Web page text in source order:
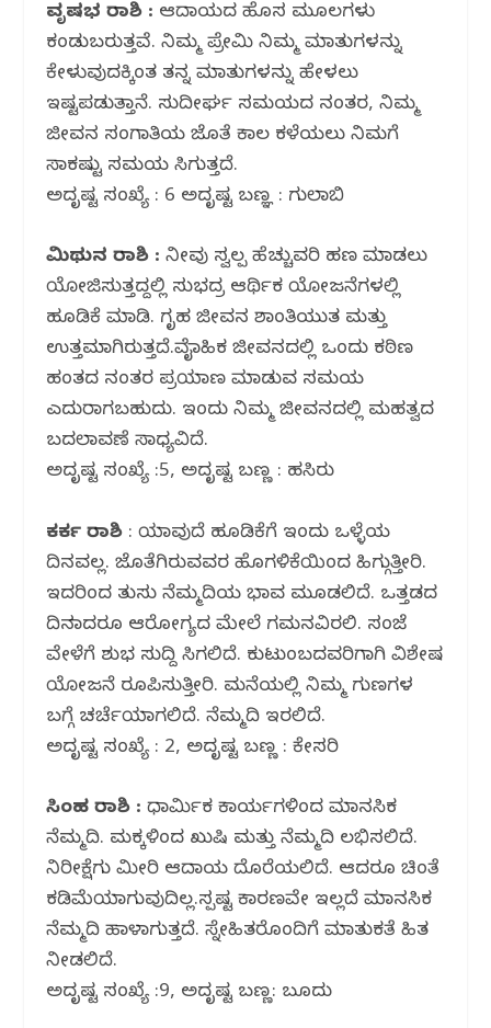
ವೃಷಭ ರಾಶಿ : ಆದಾಯದ ಹೊಸ ಮೂಲಗಳು
ಕಂಡುಬರುತ್ತವೆ. ನಿಮ್ಮ ಪ್ರೇಮಿ ನಿಮ್ಮ ಮಾತುಗಳನ್ನು
ಕೇಳುವುದಕ್ಕಿಂತ ತನ್ನ ಮಾತುಗಳನ್ನು ಹೇಳಲು
ಇಷ್ಟಪಡುತ್ತಾನೆ. ಸುದೀರ್ಘ ಸಮಯದ ನಂತರ, ನಿಮ್ಮ
ಜೀವನ ಸಂಗಾತಿಯ ಜೊತೆ ಕಾಲ ಕಳೆಯಲು ನಿಮಗೆ
ಸಾಕಷ್ಟು ಸಮಯ ಸಿಗುತ್ತದೆ.
ಅದೃಷ್ಟ ಸಂಖ್ಯೆ : 6 ಅದೃಷ್ಟ ಬಣ್ಞ : ಗುಲಾಬಿ
ಮಿಥುನ ರಾಶಿ :ನೀವು ಸ್ವಲ್ಪ ಹೆಚ್ಚುವರಿ ಹಣ ಮಾಡಲು
ಯೋಜಿಸುತ್ತದ್ದಲ್ಲಿ ಸುಭದ್ರ ಆರ್ಥಿಕ ಯೋಜನೆಗಳಲ್ಲಿ
ಹೂಡಿಕೆ ಮಾಡಿ. ಗೃಹ ಜೀವನ ಶಾಂತಿಯುತ ಮತ್ತು
ಉತ್ತಮವಾಗಿರುತ್ತದೆ.ವೈವಾಹಿಕ ಜೀವನದಲ್ಲಿ ಒಂದು ಕಠಿಣ
ಹಂತದ ನಂತರ ಪ್ರಯಾಣ‌ ಮಾಡುವ ಸಮಯ
ಎದುರಾಗಬಹುದು. ಇಂದು ನಿಮ್ಮ ಜೀವನದಲ್ಲಿ ಮಹತ್ವದ
ಬದಲಾವಣೆ ಸಾಧ್ಯವಿದೆ.
ಅದೃಷ್ಟ ಸಂಖ್ಯೆ :5, ಅದೃಷ್ಟ ಬಣ್ಣ : ಹಸಿರು
ಕರ್ಕ ರಾಶಿ : ಯಾವುದೆ ಹೂಡಿಕೆಗೆ ಇಂದು ಒಳ್ಳೆಯ
ದಿನವಲ್ಲ. ಜೊತೆಗಿರುವವರ ಹೊಗಳಿಕೆಯಿಂದ ಹಿಗ್ಗುತ್ತೀರಿ.
ಇದರಿಂದ ತುಸು ನೆಮ್ಮದಿಯ ಭಾವ ಮೂಡಲಿದೆ. ಒತ್ತಡದ
ದಿನವಾದರೂ ಆರೋಗ್ಯದ ಮೇಲೆ ಗಮನವಿರಲಿ. ಸಂಜೆ
ವೇಳೆಗೆ ಶುಭ ಸುದ್ದಿ ಸಿಗಲಿದೆ. ಕುಟುಂಬದವರಿಗಾಗಿ ವಿಶೇಷ
ಯೋಜನೆ ರೂಪಿಸುತ್ತೀರಿ. ಮನೆಯಲ್ಲಿ ನಿಮ್ಮ ಗುಣಗಳ
ಬಗ್ಗೆ ಚರ್ಚೆಯಾಗಲಿದೆ. ನೆಮ್ಮದಿ ಇರಲಿದೆ.
ಅದೃಷ್ಟ ಸಂಖ್ಯೆ : 2, ಅದೃಷ್ಟ ಬಣ್ಣ : ಕೇಸರಿ
ಸಿಂಹ ರಾಶಿ :ಧಾರ್ಮಿಕ ಕಾರ್ಯಗಳಿಂದ ಮಾನಸಿಕ
ನೆಮ್ಮದಿ. ಮಕ್ಕಳಿಂದ ಖುಷಿ ಮತ್ತು ನೆಮ್ಮದಿ ಲಭಿಸಲಿದೆ.
ನಿರೀಕ್ಷೆಗು ಮೀರಿ ಆದಾಯ ದೊರೆಯಲಿದೆ. ಆದರೂ ಚಿಂತೆ
ಕಡಿಮೆಯಾಗುವುದಿಲ್ಲ.ಸ್ಪಷ್ಟ ಕಾರಣವೇ ಇಲ್ಲದೆ ಮಾನಸಿಕ
ನೆಮ್ಮದಿ ಹಾಳಾಗುತ್ತದೆ. ಸ್ನೇಹಿತರೊಂದಿಗೆ ಮಾತುಕತೆ ಹಿತ
ನೀಡಲಿದೆ.
ಅದೃಷ್ಟ ಸಂಖ್ಯೆ :9, ಅದೃಷ್ಟ ಬಣ್ಣ: ಬೂದು